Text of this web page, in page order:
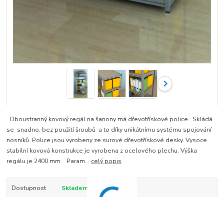
Oboustranný kovový regál na šanony má dřevotřískové police. Skládá
se snadno, bez použití šroubů a to díky unikátnímu systému spojování
nosníků. Police jsou vyrobeny ze surové dřevotřískové desky. Vysoce
stabilní kovová konstrukce je vyrobena z ocelového plechu. Výška
regálu je 2400 mm. Param... celý popis
Dostupnost Skladem